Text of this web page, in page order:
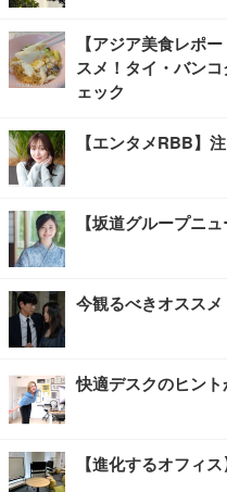
【アジア美食レポ
スメ！タイ・バン
ェック
【エンタメRBB】
【坂道グループニ
今観るべきオススメ
快適デスクのヒン
【進化するオフィス